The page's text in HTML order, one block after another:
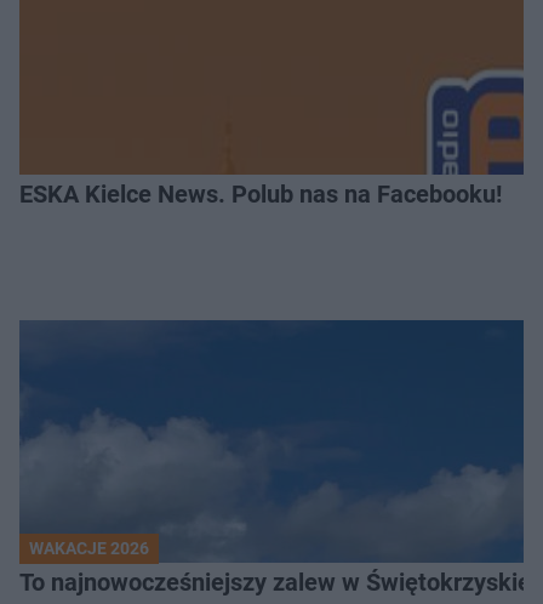
ESKA Kielce News. Polub nas na Facebooku!
WAKACJE 2026
To najnowocześniejszy zalew w